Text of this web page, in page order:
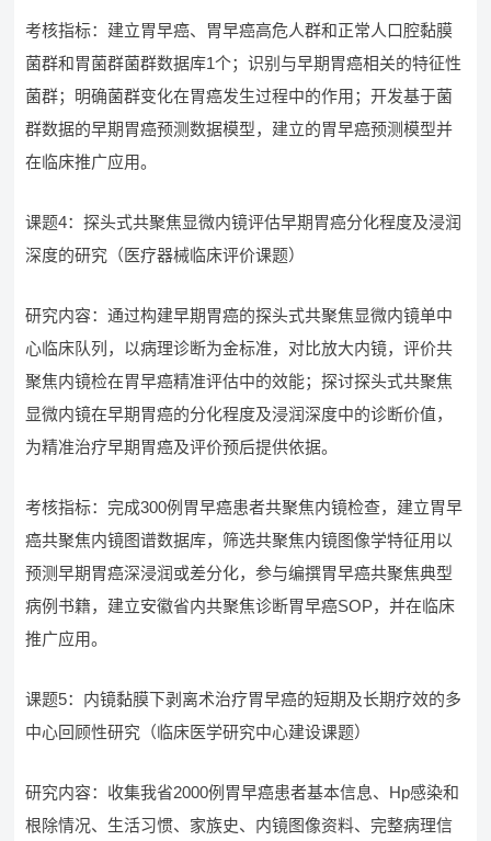
考核指标：建立胃早癌、胃早癌高危人群和正常人口腔黏膜
菌群和胃菌群菌群数据库1个；识别与早期胃癌相关的特征性
菌群；明确菌群变化在胃癌发生过程中的作用；开发基于菌
群数据的早期胃癌预测数据模型，建立的胃早癌预测模型并
在临床推广应用。
课题4：探头式共聚焦显微内镜评估早期胃癌分化程度及浸润
深度的研究（医疗器械临床评价课题）
研究内容：通过构建早期胃癌的探头式共聚焦显微内镜单中
心临床队列，以病理诊断为金标准，对比放大内镜，评价共
聚焦内镜检在胃早癌精准评估中的效能；探讨探头式共聚焦
显微内镜在早期胃癌的分化程度及浸润深度中的诊断价值，
为精准治疗早期胃癌及评价预后提供依据。
考核指标：完成300例胃早癌患者共聚焦内镜检查，建立胃早
癌共聚焦内镜图谱数据库，筛选共聚焦内镜图像学特征用以
预测早期胃癌深浸润或差分化，参与编撰胃早癌共聚焦典型
病例书籍，建立安徽省内共聚焦诊断胃早癌SOP，并在临床
推广应用。
课题5：内镜黏膜下剥离术治疗胃早癌的短期及长期疗效的多
中心回顾性研究（临床医学研究中心建设课题）
研究内容：收集我省2000例胃早癌患者基本信息、Hp感染和
根除情况、生活习惯、家族史、内镜图像资料、完整病理信